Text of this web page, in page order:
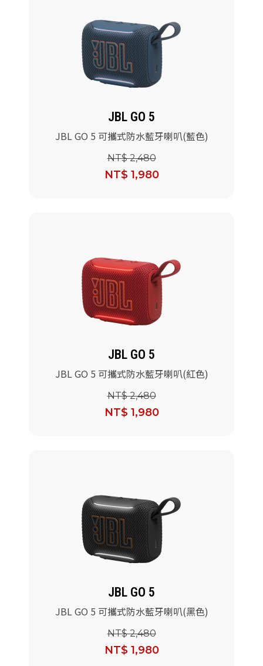
JBL GO 5
JBL GO 5 可攜式防水藍牙喇叭(藍色)
NT$ 2,480
NT$ 1,980
JBL GO 5
JBL GO 5 可攜式防水藍牙喇叭(紅色)
NT$ 2,480
NT$ 1,980
JBL GO 5
JBL GO 5 可攜式防水藍牙喇叭(黑色)
NT$ 2,480
NT$ 1,980